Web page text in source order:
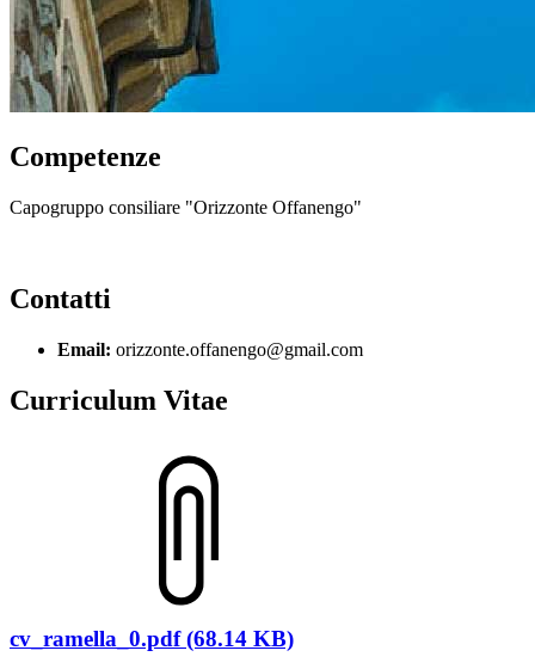
Competenze
Capogruppo consiliare "Orizzonte Offanengo"
Contatti
Email: orizzonte.offanengo@gmail.com
Curriculum Vitae
cv_ramella_0.pdf (68.14 KB)